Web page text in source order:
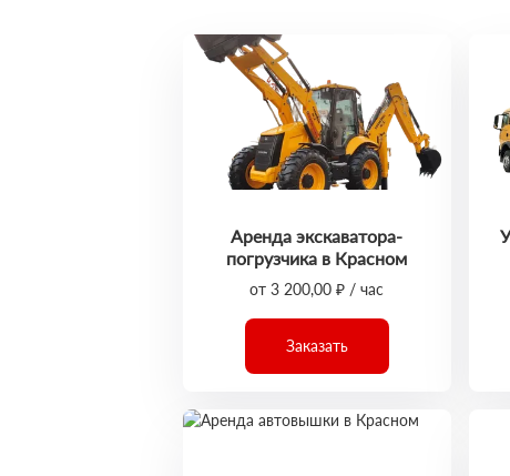
Аренда экскаватора-
погрузчика в Красном
от 3 200,00 ₽ / час
Заказать